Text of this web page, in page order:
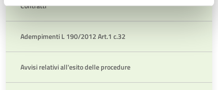
Contratti
Adempimenti L 190/2012 Art.1 c.32
Avvisi relativi all'esito delle procedure